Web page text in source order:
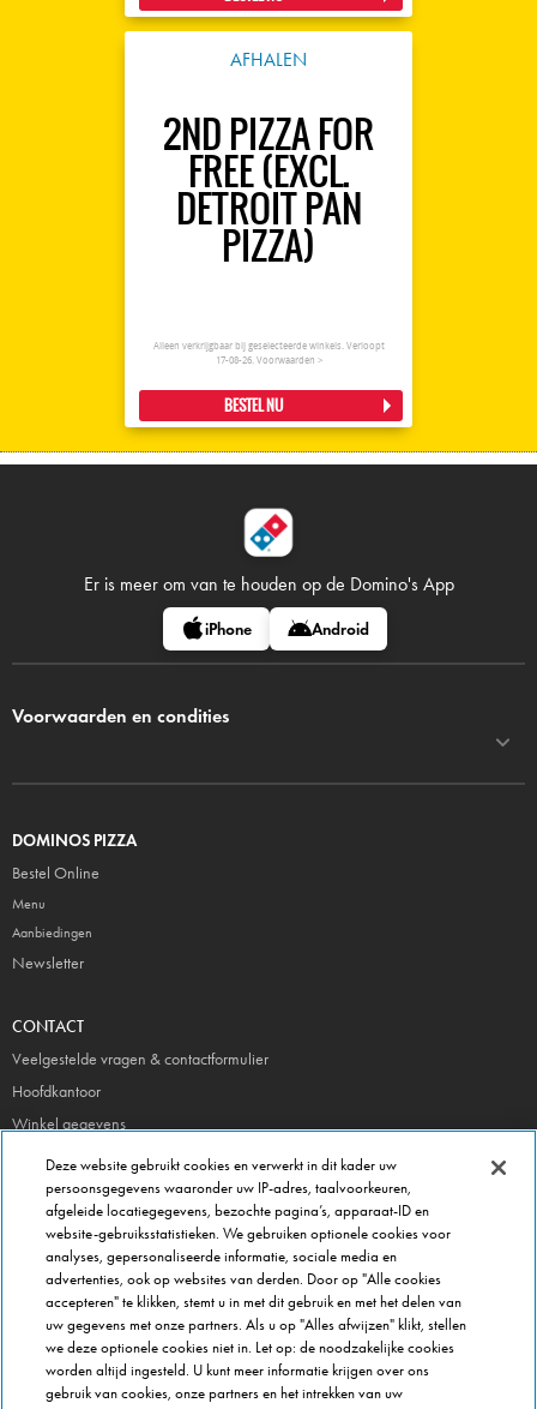
AFHALEN
2ND PIZZA FOR
FREE (EXCL.
DETROIT PAN
PIZZA)
Alleen verkrijgbaar bij geselecteerde winkels. Verloopt
17-08-26. Voorwaarden >
BESTEL NU
Er is meer om van te houden op de Domino's App
iPhone Android
Voorwaarden en condities
DOMINOS PIZZA
Bestel Online
Menu
Aanbiedingen
Newsletter
CONTACT
Veelgestelde vragen & contactformulier
Hoofdkantoor
Winkel gegevens
Beheer je voorkeuren
FRANCHISE INFO
Domino's Franchise
Selectie Criteria
Veel gestelde vragen
OVER DOMINOS
Werken bij Domino's
Deze website gebruikt cookies en verwerkt in dit kader uw
persoonsgegevens waaronder uw IP-adres, taalvoorkeuren,
afgeleide locatiegegevens, bezochte pagina’s, apparaat-ID en
website-gebruiksstatistieken. We gebruiken optionele cookies voor
analyses, gepersonaliseerde informatie, sociale media en
advertenties, ook op websites van derden. Door op "Alle cookies
accepteren" te klikken, stemt u in met dit gebruik en met het delen van
uw gegevens met onze partners. Als u op "Alles afwijzen" klikt, stellen
we deze optionele cookies niet in. Let op: de noodzakelijke cookies
worden altijd ingesteld. U kunt meer informatie krijgen over ons
gebruik van cookies, onze partners en het intrekken van uw